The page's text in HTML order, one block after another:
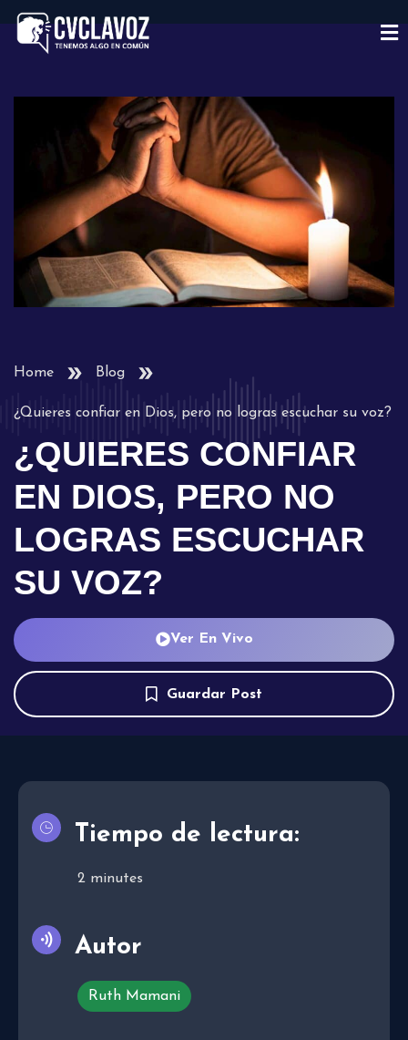
Home Blog
¿Quieres confiar en Dios, pero no logras escuchar su voz?
¿QUIERES CONFIAR
EN DIOS, PERO NO
LOGRAS ESCUCHAR
SU VOZ?
Ver En Vivo
Guardar Post
Tiempo de lectura:
2 minutes
Autor
Ruth Mamani